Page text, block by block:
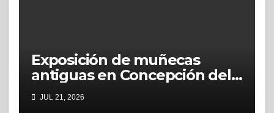
Exposición de muñecas
antiguas en Concepción del
Uruguay
JUL 21, 2026